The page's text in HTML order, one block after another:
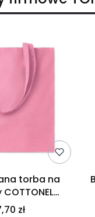
torba na
MO9846-11
zł